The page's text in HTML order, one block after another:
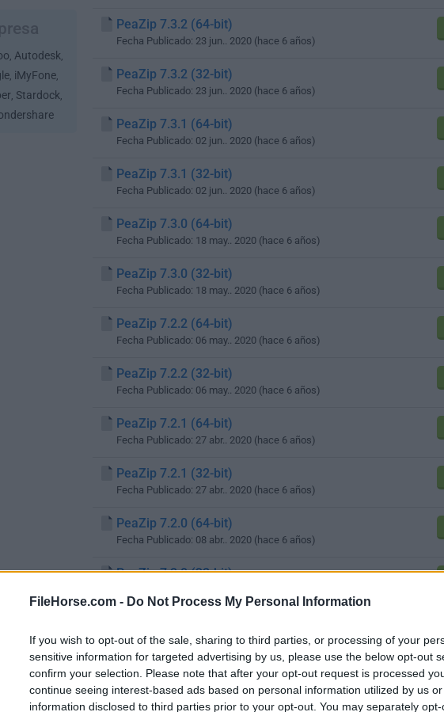
FileHorse.com - Do Not Process My Personal Information
If you wish to opt-out of the sale, sharing to third parties, or processing of your
sensitive information for targeted advertising by us, please use the below opt-out
confirm your selection. Please note that after your opt-out request is processed
continue seeing interest-based ads based on personal information utilized by us
information disclosed to third parties prior to your opt-out. You may separately
, Autodesk,
, iMyFone,
, Stardock,
PeaZip 7.3.2 (64-bit)
Fecha Publicado: 23 jun.. 2020 (hace 6 años)
PeaZip 7.3.2 (32-bit)
Fecha Publicado: 23 jun.. 2020 (hace 6 años)
PeaZip 7.3.1 (64-bit)
Fecha Publicado: 02 jun.. 2020 (hace 6 años)
PeaZip 7.3.1 (32-bit)
Fecha Publicado: 02 jun.. 2020 (hace 6 años)
PeaZip 7.3.0 (64-bit)
Fecha Publicado: 18 may.. 2020 (hace 6 años)
PeaZip 7.3.0 (32-bit)
Fecha Publicado: 18 may.. 2020 (hace 6 años)
PeaZip 7.2.2 (64-bit)
Fecha Publicado: 06 may.. 2020 (hace 6 años)
PeaZip 7.2.2 (32-bit)
Fecha Publicado: 06 may.. 2020 (hace 6 años)
PeaZip 7.2.1 (64-bit)
Fecha Publicado: 27 abr.. 2020 (hace 6 años)
PeaZip 7.2.1 (32-bit)
Fecha Publicado: 27 abr.. 2020 (hace 6 años)
PeaZip 7.2.0 (64-bit)
Fecha Publicado: 08 abr.. 2020 (hace 6 años)
PeaZip 7.2.0 (32-bit)
1 ... 3 4 5 6 7 ...